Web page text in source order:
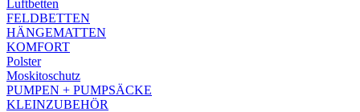
Luftbetten
FELDBETTEN
HÄNGEMATTEN
KOMFORT
Polster
Moskitoschutz
PUMPEN + PUMPSÄCKE
KLEINZUBEHÖR